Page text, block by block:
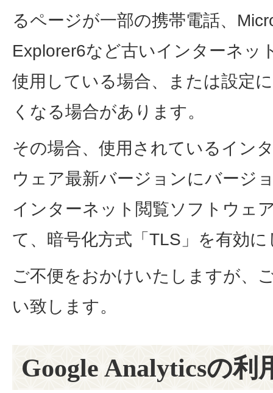
るページが一部の携帯電話、
Explorer6など古いインターネッ
使用している場合、または設定
くなる場合があります。
その場合、使用されているイン
ウェア最新バージョンにバージ
インターネット閲覧ソフトウェ
て、暗号化方式「TLS」を有効
ご不便をおかけいたしますが、
い致します。
Google Analyticsの利